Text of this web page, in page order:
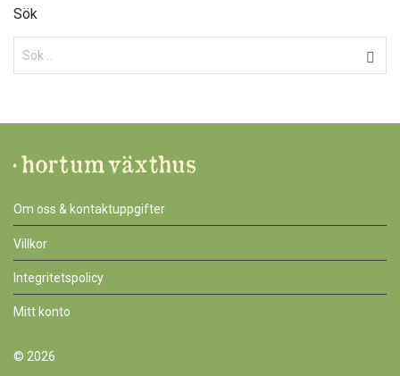
Sök
Om oss & kontaktuppgifter
Villkor
Integritetspolicy
Mitt konto
© 2026